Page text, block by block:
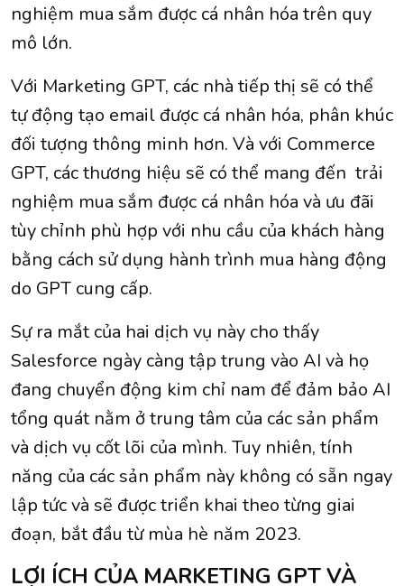
nghiệm mua sắm được cá nhân hóa trên quy
mô lớn.
Với Marketing GPT, các nhà tiếp thị sẽ có thể
tự động tạo email được cá nhân hóa, phân khúc
đối tượng thông minh hơn. Và với Commerce
GPT, các thương hiệu sẽ có thể mang đến trải
nghiệm mua sắm được cá nhân hóa và ưu đãi
tùy chỉnh phù hợp với nhu cầu của khách hàng
bằng cách sử dụng hành trình mua hàng động
do GPT cung cấp.
Sự ra mắt của hai dịch vụ này cho thấy
Salesforce ngày càng tập trung vào AI và họ
đang chuyển động kim chỉ nam để đảm bảo AI
tổng quát nằm ở trung tâm của các sản phẩm
và dịch vụ cốt lõi của mình. Tuy nhiên, tính
năng của các sản phẩm này không có sẵn ngay
lập tức và sẽ được triển khai theo từng giai
đoạn, bắt đầu từ mùa hè năm 2023.
LỢI ÍCH CỦA MARKETING GPT VÀ